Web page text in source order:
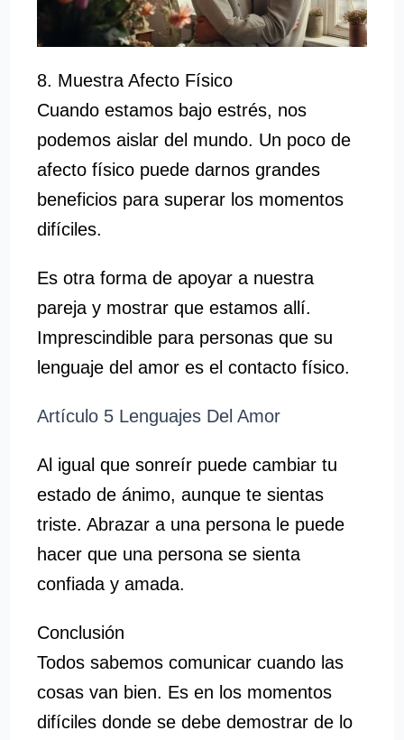
8. Muestra Afecto Físico
Cuando estamos bajo estrés, nos
podemos aislar del mundo. Un poco de
afecto físico puede darnos grandes
beneficios para superar los momentos
difíciles.
Es otra forma de apoyar a nuestra
pareja y mostrar que estamos allí.
Imprescindible para personas que su
lenguaje del amor es el contacto físico.
Artículo 5 Lenguajes Del Amor
Al igual que sonreír puede cambiar tu
estado de ánimo, aunque te sientas
triste. Abrazar a una persona le puede
hacer que una persona se sienta
confiada y amada.
Conclusión
Todos sabemos comunicar cuando las
cosas van bien. Es en los momentos
difíciles donde se debe demostrar de lo